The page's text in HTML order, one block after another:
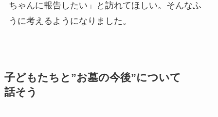
ちゃんに報告したい」と訪れてほしい。そんなふ
うに考えるようになりました。
子ども​たちと​”お墓の​今後”に​ついて​
話そう